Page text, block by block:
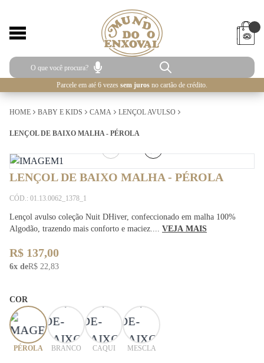
Parcele em até 6 vezes sem juros no cartão de crédito.
HOME BABY E KIDS CAMA LENÇOL AVULSO
LENÇOL DE BAIXO MALHA - PÉROLA
LENÇOL DE BAIXO MALHA - PÉROLA
CÓD.: 01.13.0062_1378_1
Lençol avulso coleção Nuit DHiver, confeccionado em malha 100%
Algodão, trazendo mais conforto e maciez.... VEJA MAIS
R$ 137,00
6x deR$ 22,83
COR
PÉROLA BRANCO CAQUI MESCLA